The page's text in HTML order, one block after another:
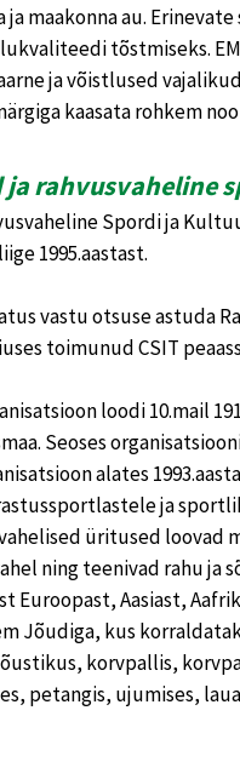
maakonna au.
tõstmiseks.
ja võistlused
kaasata rohkem
rahvusvaheline
Spordi ja
1995.aastast.
vastu otsuse astuda
toimunud CSIT
loodi 10.mail
Seoses
alates
ja
üritused
ning teenivad rahu ja
Euroopast, Aasiast,
Jõudiga, kus
korvpallis,
petangis, ujumises,